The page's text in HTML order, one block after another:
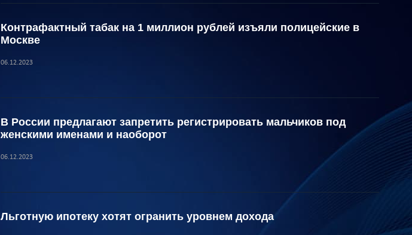
Контрафактный табак на 1 миллион рублей изъяли полицейские в
Москве
06.12.2023
В России предлагают запретить регистрировать мальчиков под
женскими именами и наоборот
06.12.2023
Льготную ипотеку хотят огранить уровнем дохода